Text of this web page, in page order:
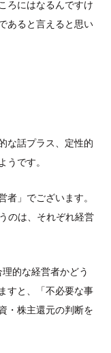
ろにはなるんですけ
あると言えると思い
な話プラス、定性的
うです。
」でございます。
のは、それぞれ経営
的な経営者かどう
すと、「不必要な事
・株主還元の判断を